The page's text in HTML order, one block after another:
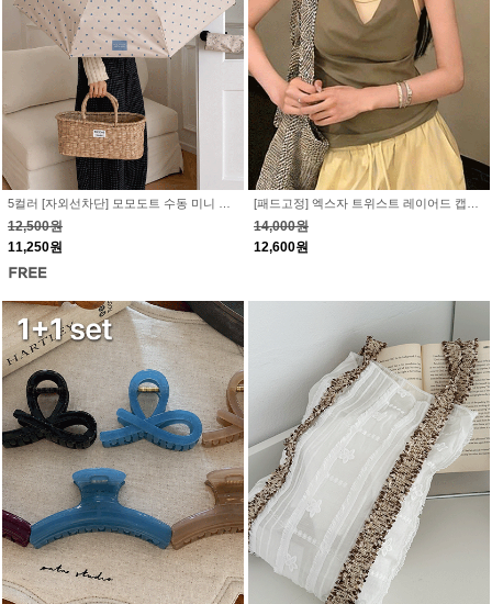
12,500원
11,250원
14,000원
12,600원